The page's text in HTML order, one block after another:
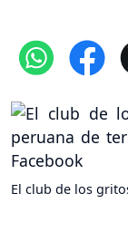
El club de los